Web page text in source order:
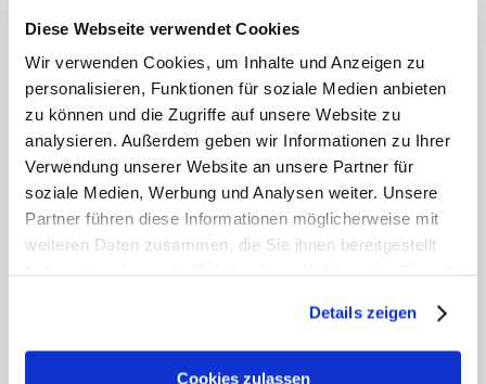
Diese Webseite verwendet Cookies
Wir verwenden Cookies, um Inhalte und Anzeigen zu
personalisieren, Funktionen für soziale Medien anbieten
zu können und die Zugriffe auf unsere Website zu
analysieren. Außerdem geben wir Informationen zu Ihrer
Verwendung unserer Website an unsere Partner für
soziale Medien, Werbung und Analysen weiter. Unsere
Partner führen diese Informationen möglicherweise mit
weiteren Daten zusammen, die Sie ihnen bereitgestellt
Details zeigen
Cookies zulassen
Bestimmungen!
Andernfalls gelten folgende gelockerte Stornierungsrichtlinen:
Bis 14 Tage vor Urlaubsantritt fallen keine
Stornierungsgebühren an.
Ab 14 Tage bis 1 Tag vor Urlaubsantritt stellen wir 70% des
Gesamtpreises in Rechnung. Bei verspäteter Anreise oder
vorzeitiger Abreise werden 100% verrechnet.